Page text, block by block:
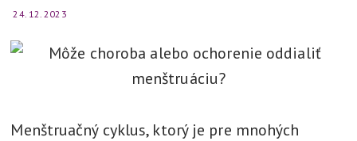
t
l
24. 12. 2023
Menštruačný cyklus, ktorý je pre mnohých